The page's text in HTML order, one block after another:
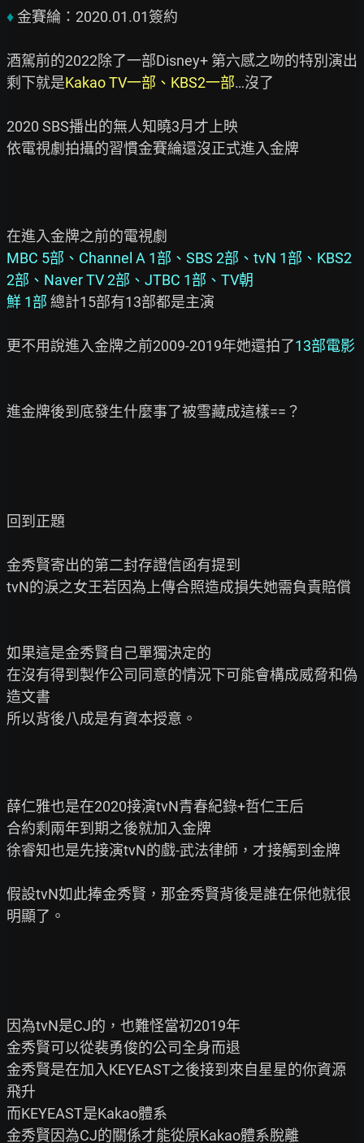
♦ 金賽綸：2020.01.01簽約
酒駕前的2022除了一部Disney+ 第六感之吻的特別演出
剩下就是Kakao TV一部、KBS2一部…沒了
2020 SBS播出的無人知曉3月才上映
依電視劇拍攝的習慣金賽綸還沒正式進入金牌
MBC 5部、Channel A 1部、SBS 2部、tvN 1部、KBS2
2部、Naver TV 2部、JTBC 1部、TV朝
鮮 1部 總計15部有13部都是主演
更不用說進入金牌之前2009-2019年她還拍了13部電影
進金牌後到底發生什麼事了被雪藏成這樣==？
回到正題
金秀賢寄出的第二封存證信函有提到
tvN的淚之女王若因為上傳合照造成損失她需負責賠償
如果這是金秀賢自己單獨決定的
在沒有得到製作公司同意的情況下可能會構成威脅和偽
造文書
所以背後八成是有資本授意。
薛仁雅也是在2020接演tvN青春紀錄+哲仁王后
合約剩兩年到期之後就加入金牌
徐睿知也是先接演tvN的戲-武法律師，才接觸到金牌
假設tvN如此捧金秀賢，那金秀賢背後是誰在保他就很
明顯了。
因為tvN是CJ的，也難怪當初2019年
金秀賢可以從裴勇俊的公司全身而退
金秀賢是在加入KEYEAST之後接到來自星星的你資源
飛升
而KEYEAST是Kakao體系
金秀賢因為CJ的關係才能從原Kakao體系脫離